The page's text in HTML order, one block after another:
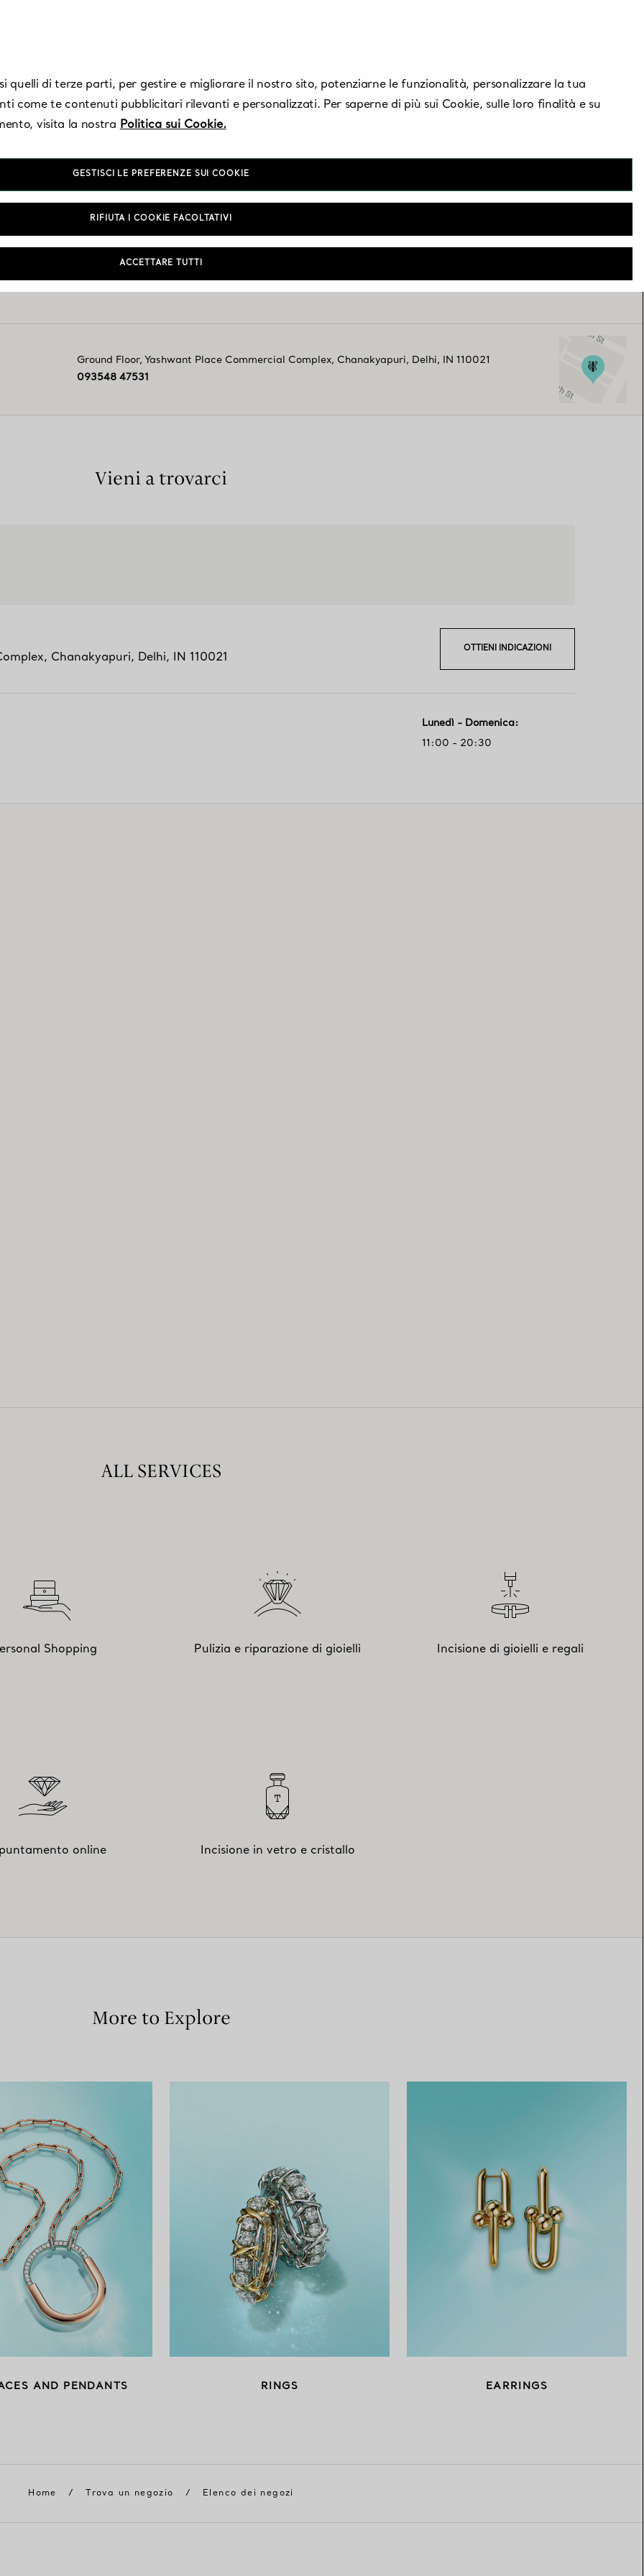
Delhi - The Chanakya
Aperto oggi fino alle 20:30
Ground Floor, Yashwant Place Commercial Complex, Chanakyapuri, Delhi, IN 110021
093548 47531
Vieni a trovarci
, Chanakyapuri, Delhi, IN 110021
OTTIENI INDICAZIONI
Lunedì - Domenica:
11:00 - 20:30
ALL SERVICES
Shopping Pulizia e riparazione di gioielli Incisione di gioielli e regali
online Incisione in vetro e cristallo
More to Explore
AND PENDANTS RINGS EARRINGS
Home / Trova un negozio / Elenco dei negozi
quelli di terze parti, per gestire e migliorare il nostro sito, potenziarne le funzionalità, personalizzare la tua
come te contenuti pubblicitari rilevanti e personalizzati. Per saperne di più sui Cookie, sulle loro finalità e su
visita la nostra Politica sui Cookie.
GESTISCI LE PREFERENZE SUI COOKIE
RIFIUTA I COOKIE FACOLTATIVI
ACCETTARE TUTTI